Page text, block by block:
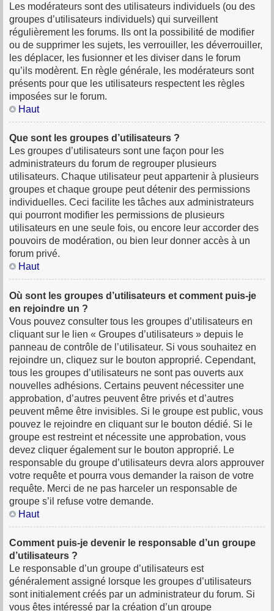
Les modérateurs sont des utilisateurs individuels (ou des
groupes d’utilisateurs individuels) qui surveillent
régulièrement les forums. Ils ont la possibilité de modifier
ou de supprimer les sujets, les verrouiller, les déverrouiller,
les déplacer, les fusionner et les diviser dans le forum
qu’ils modèrent. En règle générale, les modérateurs sont
présents pour que les utilisateurs respectent les règles
imposées sur le forum.
Haut
Que sont les groupes d’utilisateurs ?
Les groupes d’utilisateurs sont une façon pour les
administrateurs du forum de regrouper plusieurs
utilisateurs. Chaque utilisateur peut appartenir à plusieurs
groupes et chaque groupe peut détenir des permissions
individuelles. Ceci facilite les tâches aux administrateurs
qui pourront modifier les permissions de plusieurs
utilisateurs en une seule fois, ou encore leur accorder des
pouvoirs de modération, ou bien leur donner accès à un
forum privé.
Haut
Où sont les groupes d’utilisateurs et comment puis-je
en rejoindre un ?
Vous pouvez consulter tous les groupes d’utilisateurs en
cliquant sur le lien « Groupes d’utilisateurs » depuis le
panneau de contrôle de l’utilisateur. Si vous souhaitez en
rejoindre un, cliquez sur le bouton approprié. Cependant,
tous les groupes d’utilisateurs ne sont pas ouverts aux
nouvelles adhésions. Certains peuvent nécessiter une
approbation, d’autres peuvent être privés et d’autres
peuvent même être invisibles. Si le groupe est public, vous
pouvez le rejoindre en cliquant sur le bouton dédié. Si le
groupe est restreint et nécessite une approbation, vous
devez cliquer également sur le bouton approprié. Le
responsable du groupe d’utilisateurs devra alors approuver
votre requête et pourra vous demander la raison de votre
requête. Merci de ne pas harceler un responsable de
groupe s’il refuse votre demande.
Haut
Comment puis-je devenir le responsable d’un groupe
d’utilisateurs ?
Le responsable d’un groupe d’utilisateurs est
généralement assigné lorsque les groupes d’utilisateurs
sont initialement créés par un administrateur du forum. Si
vous êtes intéressé par la création d’un groupe